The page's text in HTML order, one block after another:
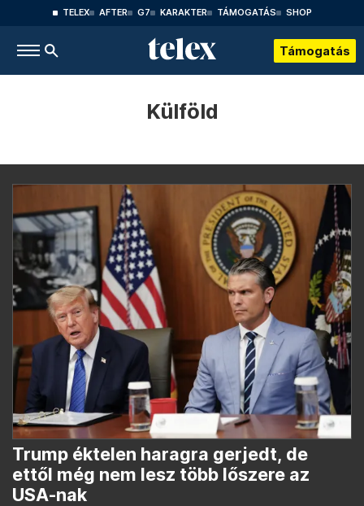
TELEX AFTER G7 KARAKTER TÁMOGATÁS SHOP
Támogatás
Külföld
Trump éktelen haragra gerjedt, de
ettől még nem lesz több lőszere az
USA-nak